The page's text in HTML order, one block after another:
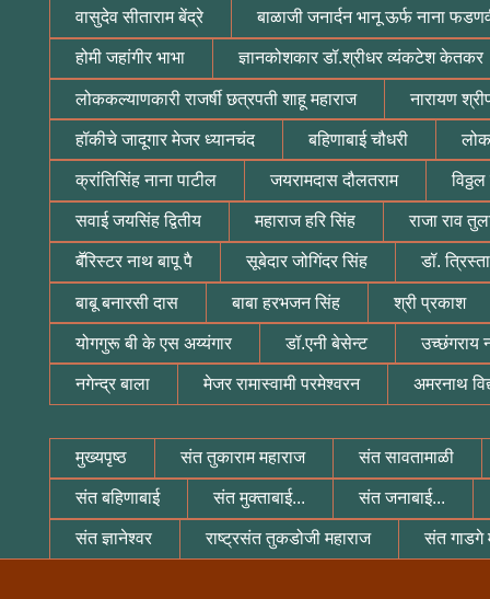
वासुदेव सीताराम बेंद्रे बाळाजी जनार्दन भानू ऊर्फ नाना
होमी जहांगीर भाभा ज्ञानकोशकार डॉ.श्रीधर व्यंकटेश केतकर
लोककल्याणकारी राजर्षी छत्रपती शाहू महाराज नारायण
हॉकीचे जादूगार मेजर ध्यानचंद बहिणाबाई चौधरी
क्रांतिसिंह नाना पाटील जयरामदास दौलतराम
सवाई जयसिंह द्वितीय महाराज हरि सिंह राजा राव
बॕरिस्टर नाथ बापू पै सूबेदार जोगिंदर सिंह डॉ.
बाबू बनारसी दास बाबा हरभजन सिंह श्री प्रकाश
योगगुरू बी के एस अय्यंगार डॉ.एनी बेसेन्ट उच्छंगराय
नगेन्द्र बाला मेजर रामास्वामी परमेश्वरन अमरनाथ
मुख्यपृष्ठ संत तुकाराम महाराज संत सावतामाळी
संत बहिणाबाई संत मुक्ताबाई... संत जनाबाई...
संत ज्ञानेश्वर राष्ट्रसंत तुकडोजी महाराज संत गाडगे